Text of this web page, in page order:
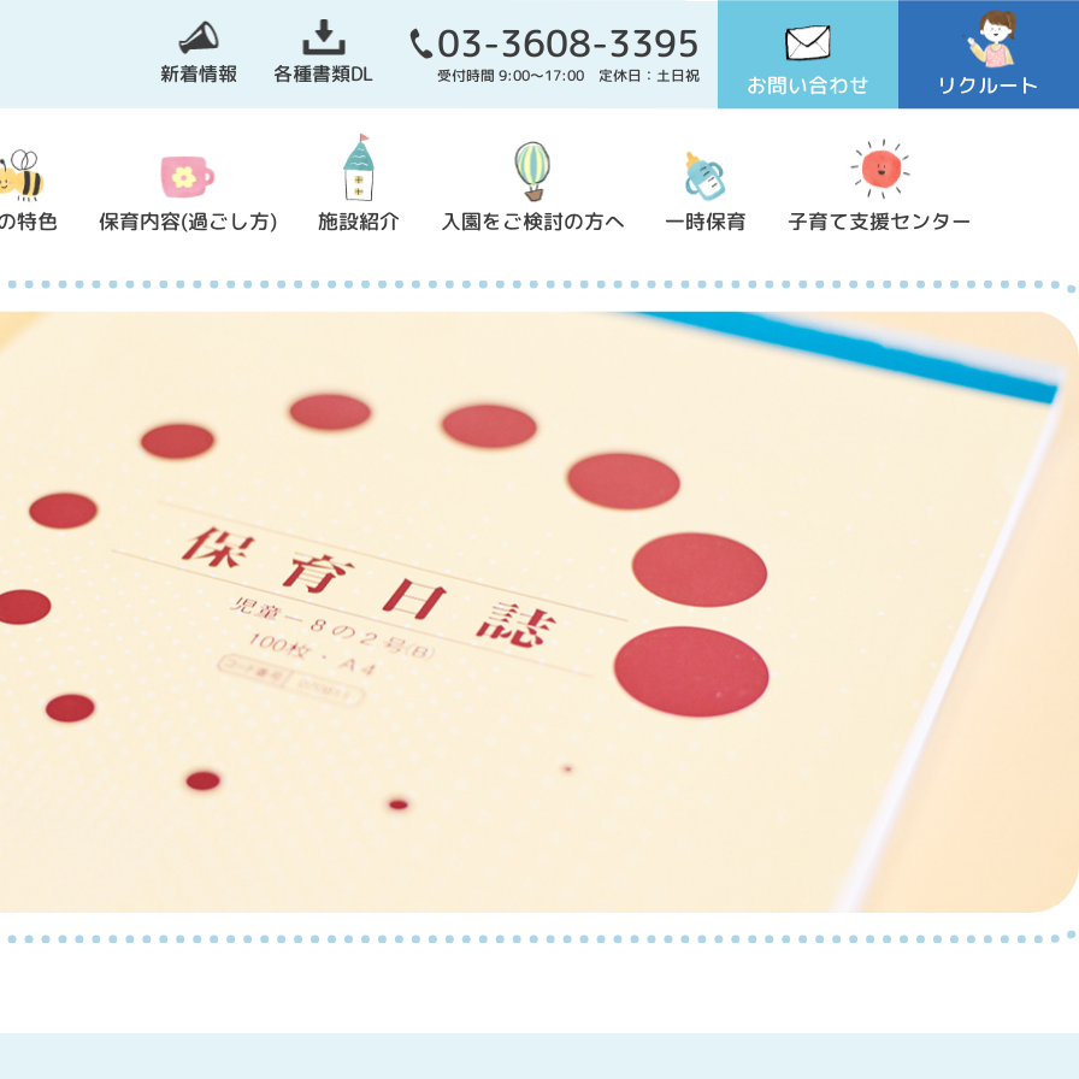
新着情報 各種書類DL
03-3608-3395
受付時間 9:00～17:00 定休日：土日祝 お問い合わせ リクルート
特色 保育内容(過ごし方) 施設紹介 入園をご検討の方へ 一時保育 子育て支援センター